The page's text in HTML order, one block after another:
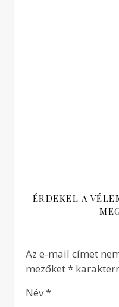
ÉRDEKEL A
Az e-mail címet
mezőket*
Név*